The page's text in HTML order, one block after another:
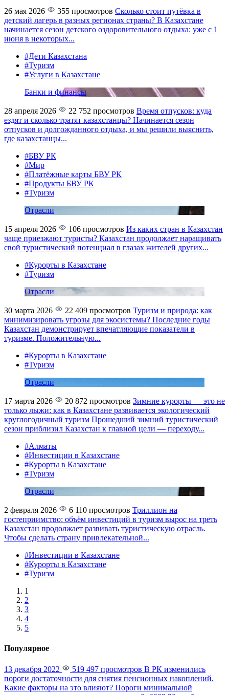
26 мая 2026 355 просмотров Сколько стоит путёвка в
детский лагерь в разных регионах страны? В Казахстане
начинается сезон детского оздоровительного отдыха: уже с 1
июня в некоторых...
#Дети Казахстана
#Туризм
#Услуги в Казахстане
Банки и финансы
28 апреля 2026 22 752 просмотров Время отпусков: куда
ездят и сколько тратят казахстанцы? Начинается сезон
отпусков и долгожданного отдыха, и мы решили выяснить,
где казахстанцы...
#БВУ РК
#Мир
#Платёжные карты БВУ РК
#Продукты БВУ РК
#Туризм
Отрасли
15 апреля 2026 106 просмотров Из каких стран в Казахстан
чаще приезжают туристы? Казахстан продолжает наращивать
свой туристический потенциал в глазах жителей других...
#Курорты в Казахстане
#Туризм
Отрасли
30 марта 2026 22 409 просмотров Туризм и природа: как
минимизировать угрозы для экосистемы? Последние годы
Казахстан демонстрирует впечатляющие показатели в
туризме. Положительную...
#Курорты в Казахстане
#Туризм
Отрасли
17 марта 2026 20 872 просмотров Зимние курорты — это не
только лыжи: как в Казахстане развивается экологический
круглогодичный туризм Прошедший зимний туристический
сезон приблизил Казахстан к главной цели — переходу...
#Алматы
#Инвестиции в Казахстане
#Курорты в Казахстане
#Туризм
Отрасли
2 февраля 2026 6 110 просмотров Триллион на
гостеприимство: объём инвестиций в туризм вырос на треть
Казахстан продолжает развивать туристическую отрасль.
Чтобы сделать страну привлекательной...
#Инвестиции в Казахстане
#Курорты в Казахстане
#Туризм
1
2
3
4
5
Популярное
13 декабря 2022 519 497 просмотров В РК изменились
пороги достаточности для снятия пенсионных накоплений.
Какие факторы на это влияют? Пороги минимальной